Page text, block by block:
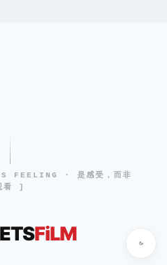
· 是感受，而非
看 ]
FiLM